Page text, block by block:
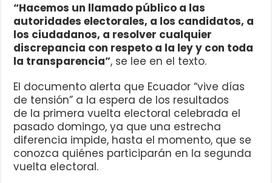
“Hacemos un llamado público a las
autoridades electorales, a los candidatos, a
los ciudadanos, a resolver cualquier
discrepancia con respeto a la ley y con toda
la transparencia”, se lee en el texto.
El documento alerta que Ecuador “vive días
de tensión” a la espera de los resultados
de la primera vuelta electoral celebrada el
pasado domingo, ya que una estrecha
diferencia impide, hasta el momento, que se
conozca quiénes participarán en la segunda
vuelta electoral.